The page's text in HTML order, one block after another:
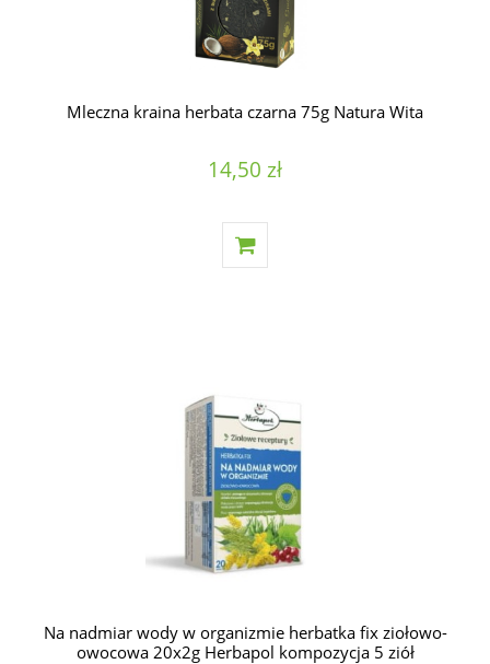
Mleczna kraina herbata czarna 75g Natura Wita
14,50 zł
Na nadmiar wody w organizmie herbatka fix ziołowo-
owocowa 20x2g Herbapol kompozycja 5 ziół